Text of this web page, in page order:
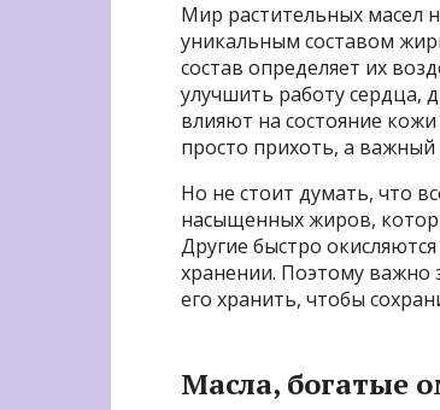
Мир растительных масел
уникальным составом
состав определяет их
улучшить работу сердца,
влияют на состояние
просто прихоть, а важный
Но не стоит думать, что
насыщенных жиров,
Другие быстро
хранении. Поэтому важно
его хранить, чтобы
Масла, богатые